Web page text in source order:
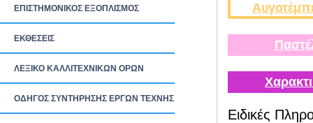
ΕΠΙΣΤΗΜΟΝΙΚΟΣ ΕΞΟΠΛΙΣΜΟΣ
ΕΚΘΕΣΕΙΣ
ΛΕΞΙΚΟ ΚΑΛΛΙΤΕΧΝΙΚΩΝ ΟΡΩΝ
ΟΔΗΓΟΣ ΣΥΝΤΗΡΗΣΗΣ ΕΡΓΩΝ ΤΕΧΝΗΣ
Ειδικές